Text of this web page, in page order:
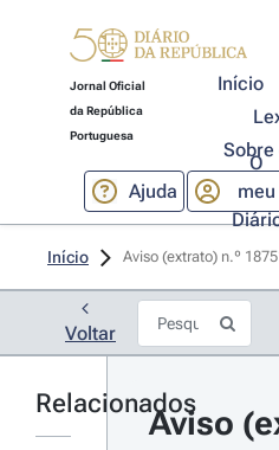
Jornal Oficial
da República
Portuguesa
Início
Sobre
Ajuda
O
meu
Início Aviso (extrato) n.º
Voltar
Relacionados
Aviso